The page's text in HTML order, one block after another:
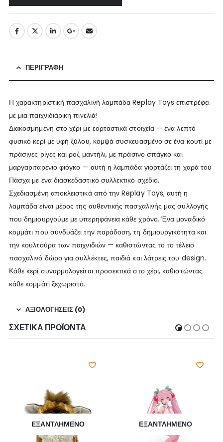
ΠΕΡΙΓΡΑΦΉ
Η χαρακτηριστική πασχαλινή λαμπάδα Replay Toys επιστρέφει
με μια παιχνιδιάρικη πινελιά!
Διακοσμημένη στο χέρι με εορταστικά στοιχεία — ένα λεπτό
φυσικό κερί με υφή ξύλου, κομψά συσκευασμένο σε ένα κουτί με
πράσινες ρίγες και ροζ μαντήλι, με πράσινο σπάγκο και
μαργαριταρένιο φιόγκο — αυτή η λαμπάδα γιορτάζει τη χαρά του
Πάσχα με ένα διασκεδαστικό συλλεκτικό σχέδιο.
Σχεδιασμένη αποκλειστικά από την Replay Toys, αυτή η
λαμπάδα είναι μέρος της αυθεντικής πασχαλινής μας συλλογής
που δημιουργούμε με υπερηφάνεια κάθε χρόνο. Ένα μοναδικό
κομμάτι που συνδυάζει την παράδοση, τη δημιουργικότητα και
την κουλτούρα των παιχνιδιών — καθιστώντας το το τέλειο
πασχαλινό δώρο για συλλέκτες, παιδιά και λάτρεις του design.
Κάθε κερί συναρμολογείται προσεκτικά στο χέρι, καθιστώντας
κάθε κομμάτι ξεχωριστό.
ΑΞΙΟΛΟΓΉΣΕΙΣ (0)
ΣΧΕΤΙΚΆ ΠΡΟΪΌΝΤΑ
ΕΞΑΝΤΛΗΜΈΝΟ ΕΞΑΝΤΛΗΜΈΝΟ